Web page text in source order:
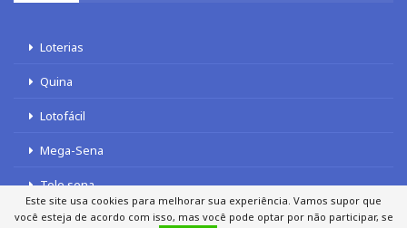
Loterias
Quina
Lotofácil
Mega-Sena
Tele sena
Este site usa cookies para melhorar sua experiência. Vamos supor que
você esteja de acordo com isso, mas você pode optar por não participar, se